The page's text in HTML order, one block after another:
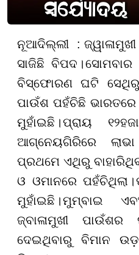
ନୂଆଦିଲ୍ଲୀ :
ସାଜିଛି ବିପଦ ।ସୋମବାର
ବିସ୍ଫୋରଣ ଘଟି
ପାଉଁଶ ପହଁଚିଛି ଭାରତରେ
ମୁହାଁଇଛି ।ପ୍ରାୟ
ଆଗ୍ନେୟଗିରିରେ
ପ୍ରଥମେ ଏଥିରୁ
ଓ ଓମାନରେ ପହଁଚିଥିଲା ।
ମୁହାଁଇଛି ।ମୁମ୍ବାଇ
ଜ୍ବାଳାମୁଖୀ
ଦେଇଥିବାରୁ ବିମାନ